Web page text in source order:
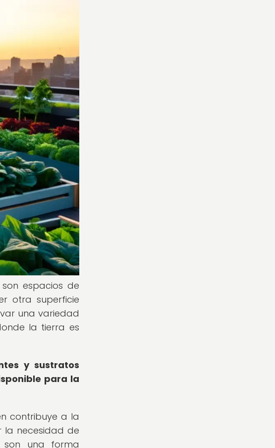
espacios de
otra superficie
una variedad
la tierra es
y sustratos
para la
contribuye a la
la necesidad de
son una forma